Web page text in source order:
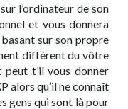
l’ordinateur de son
et vous donnera
sur son propre
différent du vôtre
t’il vous donner
alors qu’il ne connaît
gens qui sont là pour